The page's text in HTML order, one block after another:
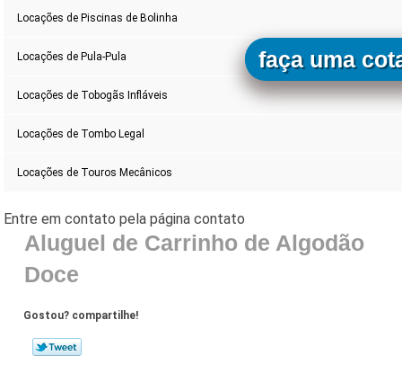
Locações de Piscinas de Bolinha
Locações de Pula-Pula
Locações de Tobogãs Infláveis
Locações de Tombo Legal
Locações de Touros Mecânicos
Aluguel de Carrinho de Algodão
Doce
Gostou? compartilhe!
faça uma